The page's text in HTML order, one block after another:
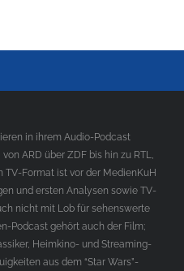
in ihrem Audio-Podcast
ARD über ZDF bis hin zu RTL,
TV-Format ist vor der MedienKuH
und ersten Analysen sowie TV-
nicht mit Lob für sehenswerte
Podcast gehört auch der Film;
Heimkino- und Streaming-
aus dem “Star Wars”-